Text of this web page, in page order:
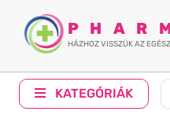
HÁZHOZ VISSZÜK AZ
KATEGÓRIÁK